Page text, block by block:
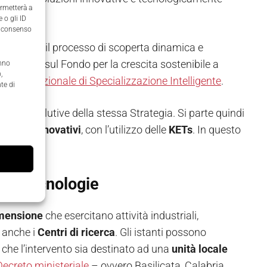
a
o gli ID
di
e il processo di scoperta dinamica e
a valere sul Fondo per la crescita sostenibile a
Nazionale di Specializzazione Intelligente.
evolutive della stessa Strategia. Si parte quindi
servizi innovativi, con l’utilizzo delle KETs. In questo
le tecnologie
che esercitano attività industriali,
i Centri di ricerca. Gli istanti possono
l’intervento sia destinato ad una unità locale